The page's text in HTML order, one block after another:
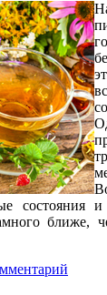
состояния и
ближе,